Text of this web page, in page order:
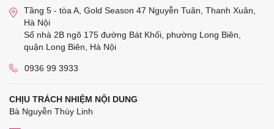
Tầng 5 - tòa A, Gold Season 47 Nguyễn Tuân, Thanh Xuân,
Hà Nội
Số nhà 2B ngõ 175 đường Bát Khối, phường Long Biên,
quận Long Biên, Hà Nội
0936 99 3933
CHỊU TRÁCH NHIỆM NỘI DUNG
Bà Nguyễn Thùy Linh